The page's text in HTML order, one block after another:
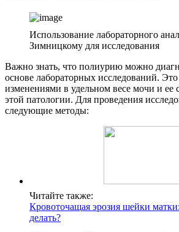
Использование лабораторного
Зимницкому для исследования
Важно знать, что полиурию можно
основе лабораторных исследований. Это
изменениями в удельном весе мочи и ее
этой патологии. Для проведения
следующие методы:
Читайте также:
Кровоточащая эрозия шейки
делать?